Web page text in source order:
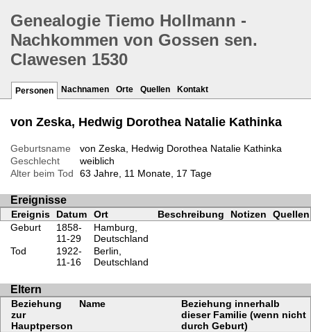
Genealogie Tiemo Hollmann -
Nachkommen von Gossen sen.
Clawesen 1530
Personen Nachnamen Orte Quellen Kontakt
von Zeska, Hedwig Dorothea Natalie Kathinka
Geburtsname
von Zeska, Hedwig Dorothea Natalie Kathinka
Geschlecht
weiblich
Alter beim Tod
63 Jahre, 11 Monate, 17 Tage
Ereignisse
Ereignis Datum Ort Beschreibung Notizen
Quellen
Geburt
1858-
11-29
Hamburg,
Deutschland
Tod
1922-
11-16
Berlin,
Deutschland
Eltern
Beziehung
zur
Hauptperson
Name
Beziehung innerhalb
dieser Familie (wenn nicht
durch Geburt)